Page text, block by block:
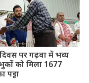
पर गढ़वा में भव्य
को मिला 1677
पट्टा